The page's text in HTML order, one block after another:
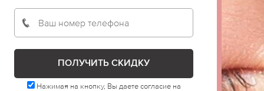
Нажимая на кнопку, Вы даете согласие на